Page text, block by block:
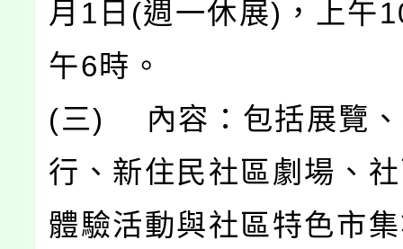
月1日(週一休展)，上午
午6時。
(三) 內容：包括展覽、
行、新住民社區劇場、
體驗活動與社區特色市